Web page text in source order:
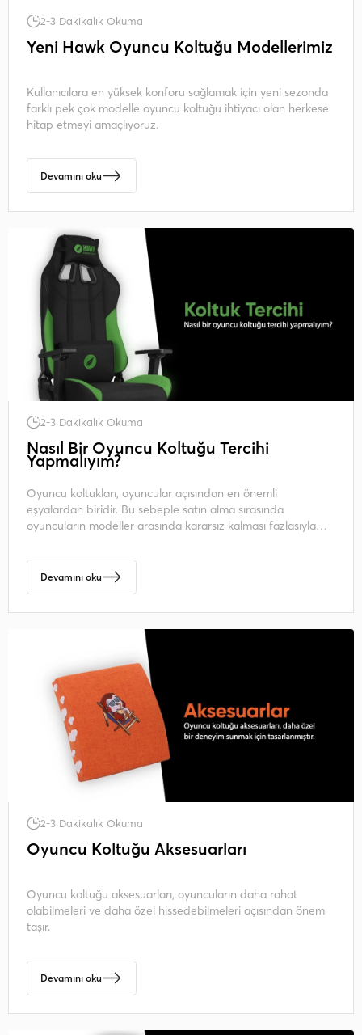
2-3 Dakikalık Okuma
Yeni Hawk Oyuncu Koltuğu Modellerimiz
Kullanıcılara en yüksek konforu sağlamak için yeni sezonda
farklı pek çok modelle oyuncu koltuğu ihtiyacı olan herkese
hitap etmeyi amaçlıyoruz.
Devamını oku
2-3 Dakikalık Okuma
Nasıl Bir Oyuncu Koltuğu Tercihi
Yapmalıyım?
Oyuncu koltukları, oyuncular açısından en önemli
eşyalardan biridir. Bu sebeple satın alma sırasında
oyuncuların modeller arasında kararsız kalması fazlasıyla
Devamını oku
2-3 Dakikalık Okuma
Oyuncu Koltuğu Aksesuarları
Oyuncu koltuğu aksesuarları, oyuncuların daha rahat
olabilmeleri ve daha özel hissedebilmeleri açısından önem
taşır.
Devamını oku